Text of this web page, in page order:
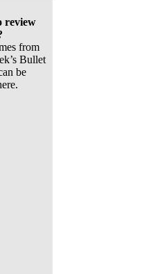
review
from
Bullet
be
.